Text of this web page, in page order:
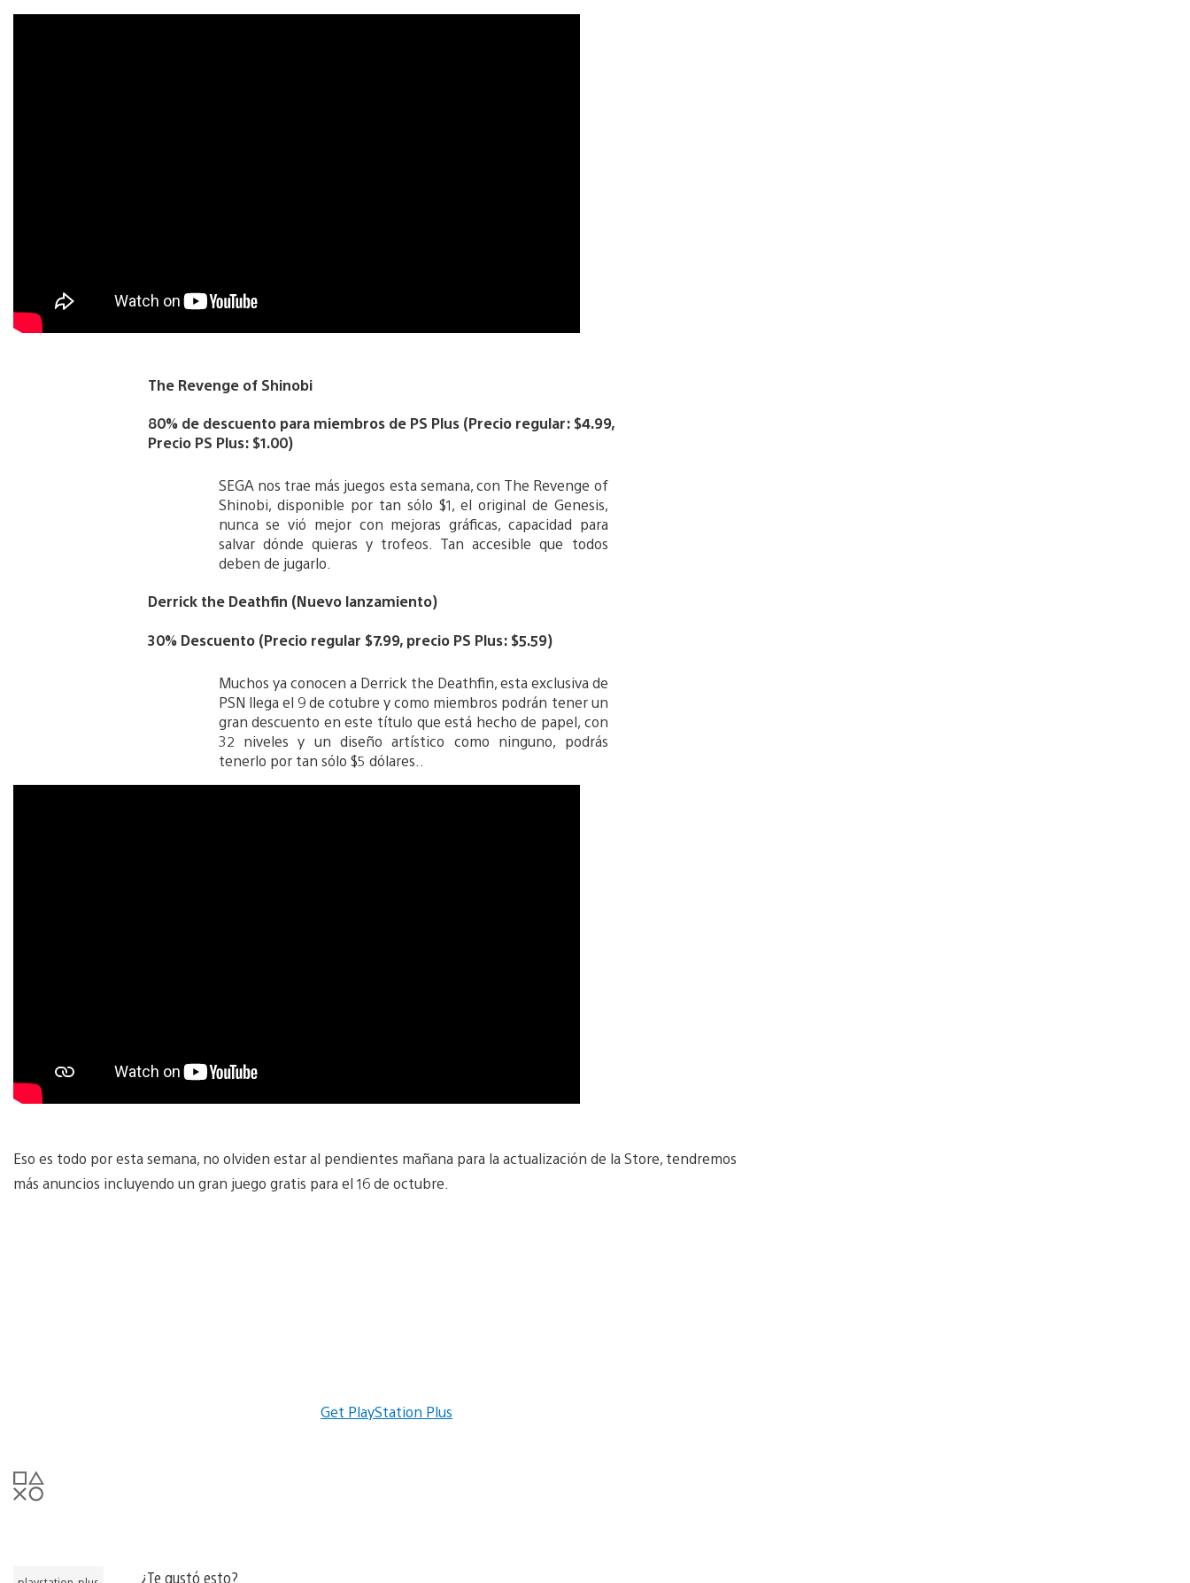
The Revenge of Shinobi
80% de descuento para miembros de PS Plus (Precio regular: $4.99,
Precio PS Plus: $1.00)
SEGA nos trae más juegos esta semana, con The Revenge of
Shinobi, disponible por tan sólo $1, el original de Genesis,
nunca se vió mejor con mejoras gráficas, capacidad para
salvar dónde quieras y trofeos. Tan accesible que todos
deben de jugarlo.
Derrick the Deathfin (Nuevo lanzamiento)
30% Descuento (Precio regular $7.99, precio PS Plus: $5.59)
Muchos ya conocen a Derrick the Deathfin, esta exclusiva de
PSN llega el 9 de cotubre y como miembros podrán tener un
gran descuento en este título que está hecho de papel, con
32 niveles y un diseño artístico como ninguno, podrás
tenerlo por tan sólo $5 dólares..
Eso es todo por esta semana, no olviden estar al pendientes mañana para la actualización de la Store, tendremos
más anuncios incluyendo un gran juego gratis para el 16 de octubre.
Get PlayStation Plus
¿Te gustó esto?